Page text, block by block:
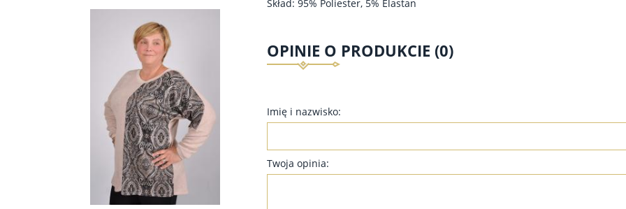
Skład: 95% Poliester, 5% Elastan
OPINIE O PRODUKCIE (0)
Imię i nazwisko:
Twoja opinia: